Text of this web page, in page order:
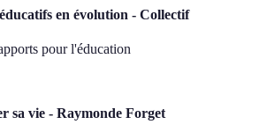
en évolution - Collectif
pour l'éducation
sa vie - Raymonde Forget